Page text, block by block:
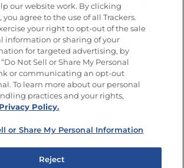
EN LAS REDES SOCIALES
Política de privacidad
our website work. By clicking
you agree to the use of all Trackers.
your right to opt-out of the sale
information or sharing of your
for targeted advertising, by
Not Sell or Share My Personal
or communicating an opt-out
To learn more about our personal
practices and your rights,
Privacy Policy.
or Share My Personal Information
Reject